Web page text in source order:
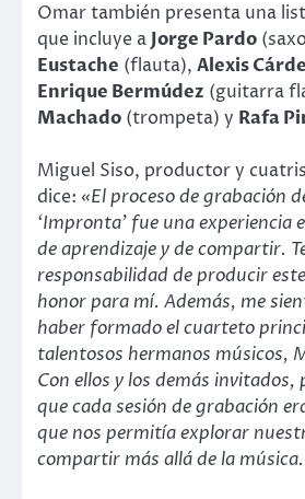
Omar también presenta una
que incluye a Jorge Pardo
Eustache (flauta), Alexis
Enrique Bermúdez (guitarra
Machado (trompeta) y Rafa
Miguel Siso, productor y
dice: «El proceso de grabación
‘Impronta’ fue una experiencia
de aprendizaje y de compartir.
responsabilidad de producir
honor para mí. Además, me
haber formado el cuarteto
talentosos hermanos músicos,
Con ellos y los demás
que cada sesión de grabación
que nos permitía explorar
compartir más allá de la